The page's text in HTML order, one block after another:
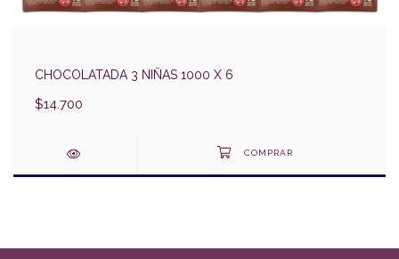
CHOCOLATADA 3 NIÑAS 1000 X 6
$14.700